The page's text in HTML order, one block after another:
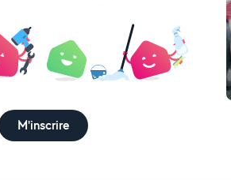
M'inscrire